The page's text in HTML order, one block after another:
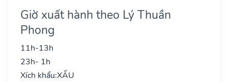
Giờ xuất hành theo Lý Thuần
Phong
11h-13h
23h- 1h
Xích khẩu:XẤU